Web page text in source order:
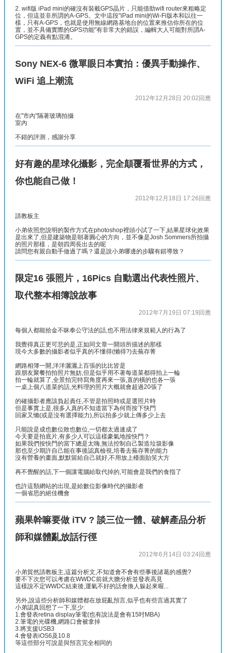
2. wifi版 iPad mini的確沒有裝載GPS晶片，只能借助wifi router來粗略定
位，但這並非所謂的A-GPS。文中這段"iPad mini的Wi-Fi版本和以往一
樣，只有A-GPS，也就是使用無線網路基地台的位置來推估你所在的位
置，並不具備實際的GPS功能"有非常大的錯誤，編輯大人可能對所謂A-
GPS的定義有點混淆。
Sony NEX-6 微單眼日本實拍：優異手動操作、
WiFi 追上潮流
2012年12月28日 20:02 回應
在"市內"隔著玻璃拍攝
室內
不錯的評測，感謝分享
好有趣的星球化攝影，完全顛覆看世界的方式，
你也能自己做！
2012年12月18日 17:26 回應
請教板主
小弟依照您說明的製作方式在photoshop裡頭小試了一下,結果星球化效果
是出來了,但是建築物是朝著圓心的方向，並不像是Josh Sommers所拍攝
的照片那樣，是朝四周長出去的呢
請問您有親自動手做過了嗎？還是說小弟哪邊的步驟有錯導致？
限定16 張照片，16Pics 自動選出代表性照片、
取代整本相簿說故事
2012年7月19日 07:19 回應
每個人都能拾金不昧奉公守法的話,也不用法律來規範人的行為了
我覺得真正更可悲的是,正如同文章一開頭所描述的那樣
現今大多數的攝影者似乎真的不懂得(懶得?)去蕪存菁
網路相簿一開,洋洋灑灑上百張的比比皆是
跟朋友聚餐拍拍照片無妨,但是似乎用不著每道菜都得拍上一輪
拍一輪就算了,全景拍完特寫角度再來一張,直的橫的也各一張
一桌上個八道菜的話,光料理的照片大概就會超過20張了
的確攝影者應該負起責任,不管是拍照時或是選照片時
但是事實上是,很多人真的不知道當下為何而按下快門
回家又懶(或是沒有選擇能力),所以拍多少就上傳多少上去
只能說是成也數位敗也數位,一切都太過速成了
今天要是拍底片,有多少人可以這樣豪氣地按快門？
如果我們按快門的當下總是太嗨,無法控制自己製造垃圾影像
那也至少期許自己能在事後認真檢視,培養去蕪存菁的能力
沒有營養的畫面,默默留給自己就好,不用放上檯面貽笑大方
再不覺醒的話,下一個讓電腦給取代掉的,可能會是我們的食指了
也許這類網站的出現,是給數位影像時代的攝影者
一個省思的絕佳機會
蘋果幹嘛要做 iTV ? 談三位一體、破解產品分析
師和媒體亂放話行徑
2012年6月14日 03:24回應
小弟貿然請教板主,這篇分析文,不知道會不會有些事後諸葛的感覺?
要不下次您可以考慮在WWDC前就大膽分析並發表高見
這樣說不定WWDC結束後,運氣不好的話會換人躲起來喔...
另外,說這些分析師和媒體都在放屁亂預言,似乎也有些言過其實了
小弟認真回想了一下,至少:
1.會發表retina display筆電(也有說法是會有15吋MBA)
2.筆電的光碟機,網路口會被拿掉
3.將支援USB3
4.會發表iOS6及10.8
等這些部分可說是與預言完全相同的